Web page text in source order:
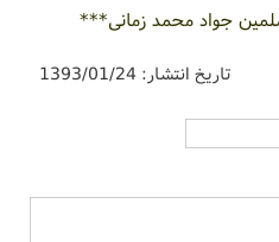
جواد محمد زمانی***
تاریخ انتشار: 1393/01/24